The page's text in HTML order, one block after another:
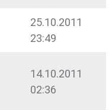
25.10.2011
23:49
14.10.2011
02:36